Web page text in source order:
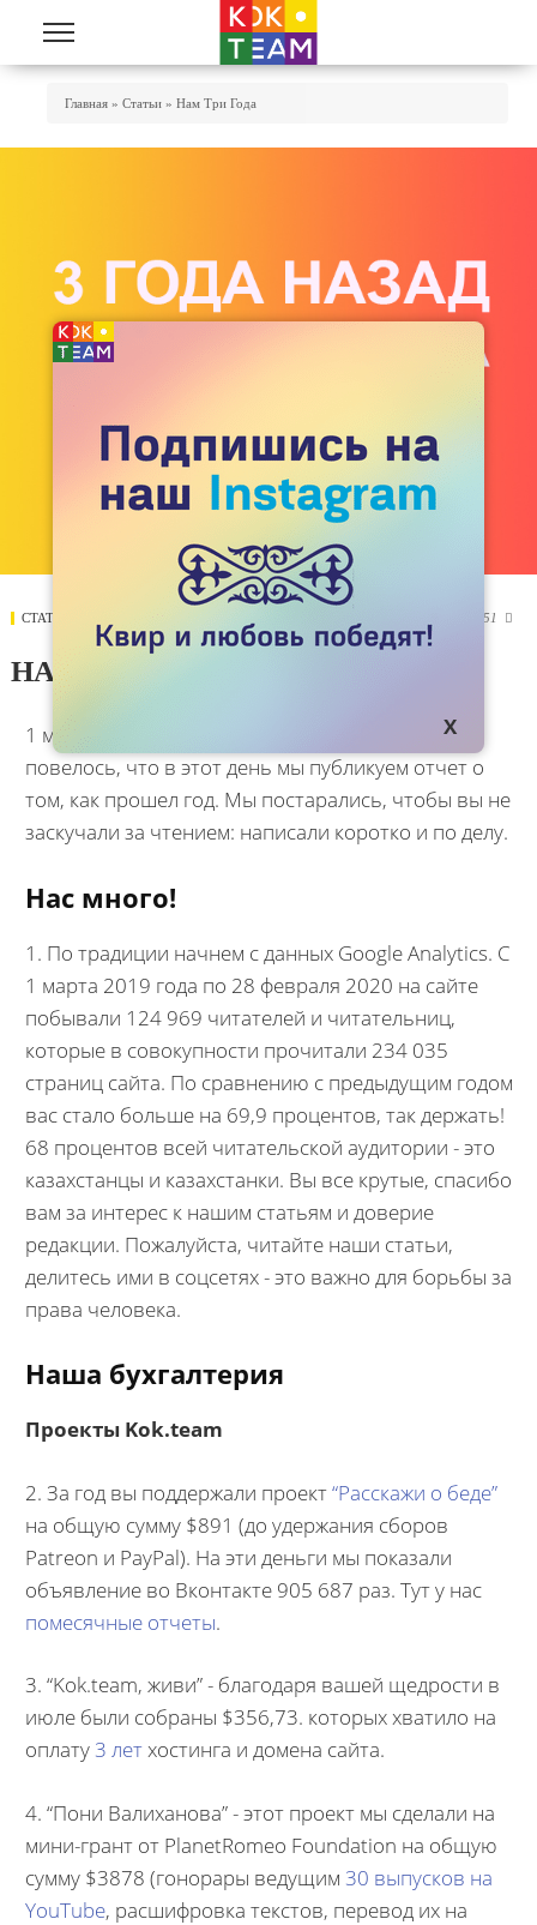
Перейти к основному содержанию
Главная » Статьи » Нам Три Года
СТАТЬИ 3051 
НАМ ТРИ ГОДА
1 марта Kok.team исполняется 3 года. Так
повелось, что в этот день мы публикуем отчет о
том, как прошел год. Мы постарались, чтобы вы не
заскучали за чтением: написали коротко и по делу.
Нас много!
1. По традиции начнем с данных Google Analytics. С
1 марта 2019 года по 28 февраля 2020 на сайте
побывали 124 969 читателей и читательниц,
которые в совокупности прочитали 234 035
страниц сайта. По сравнению с предыдущим годом
вас стало больше на 69,9 процентов, так держать!
68 процентов всей читательской аудитории - это
казахстанцы и казахстанки. Вы все крутые, спасибо
вам за интерес к нашим статьям и доверие
редакции. Пожалуйста, читайте наши статьи,
делитесь ими в соцсетях - это важно для борьбы за
права человека.
Наша бухгалтерия
Проекты Kok.team
2. За год вы поддержали проект“Расскажи о беде”
на общую сумму $891 (до удержания сборов
Patreon и PayPal). На эти деньги мы показали
объявление во Вконтакте 905 687 раз. Тут у нас
помесячные отчеты.
3. “Kok.team, живи” - благодаря вашей щедрости в
июле были собраны $356,73. которых хватило на
оплату 3 летхостинга и домена сайта.
4. “Пони Валиханова” - этот проект мы сделали на
мини-грант от PlanetRomeo Foundation на общую
сумму $3878 (гонорары ведущим 30 выпусков на
YouTube, расшифровка текстов, перевод их на